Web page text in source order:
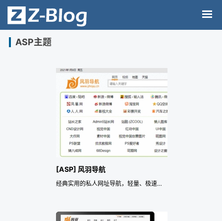
ASP主题
[ASP] 风羽导航
经典实用的私人网址导航，轻量、极速、极简。